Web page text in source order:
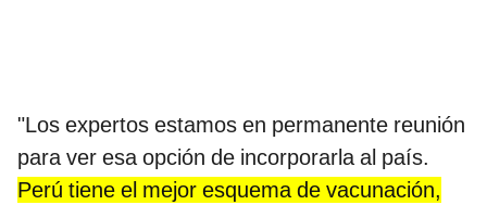
"Los expertos estamos en permanente reunión
para ver esa opción de incorporarla al país.
Perú tiene el mejor esquema de vacunación,